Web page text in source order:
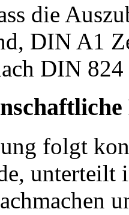
die
DIN A1
DIN
folgt
unterteilt